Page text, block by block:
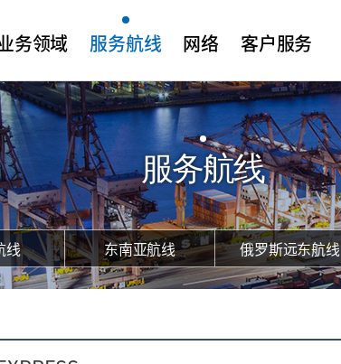
务领域
装箱服务
合物流服务
散货服务
头服务
舶信息
服务航线
韩-中航线
韩-日航线
东南亚航线
俄罗斯远东航线
印度-中东航线
中美航线
船舶位置查询
网络
韩国办事处
海外分公司
关联公司
客户服务
公告事项
在线咨询
服务航线
线 东南亚航线 俄罗斯远东航线